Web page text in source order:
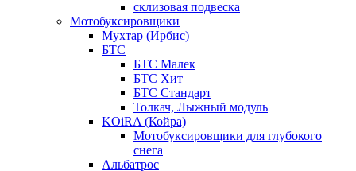
склизовая подвеска
Мотобуксировщики
Мухтар (Ирбис)
БТС
БТС Малек
БТС Хит
БТС Стандарт
Толкач, Лыжный модуль
KOiRA (Койра)
Мотобуксировщики для глубокого
снега
Альбатрос